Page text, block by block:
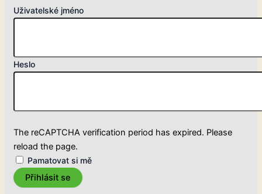
Uživatelské jméno
Heslo
The reCAPTCHA verification period has expired. Please
reload the page.
Pamatovat si mě
Přihlásit se